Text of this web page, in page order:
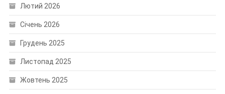
Лютий 2026
Січень 2026
Грудень 2025
Листопад 2025
Жовтень 2025